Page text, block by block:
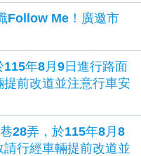
Follow Me！廣邀市
年8月9日進行路面
前改道並注意行車安
28弄，於115年8月8
行經車輛提前改道並